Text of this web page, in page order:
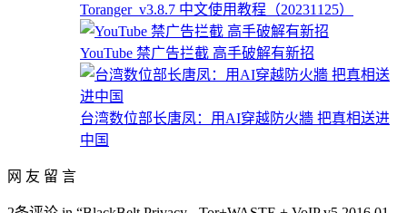
Toranger_v3.8.7 中文使用教程（20231125）
YouTube 禁广告拦截 高手破解有新招
台湾数位部长唐凤：用AI穿越防火牆 把真相送进
中国
网 友 留 言